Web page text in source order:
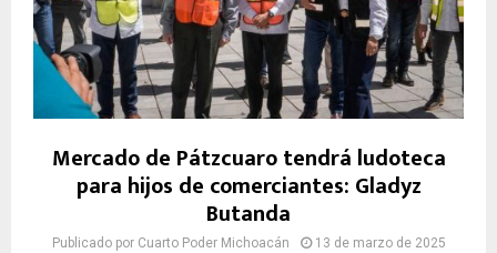
Mercado de Pátzcuaro tendrá ludoteca
para hijos de comerciantes: Gladyz
Butanda
Publicado por Cuarto Poder Michoacán 13 de marzo de 2025